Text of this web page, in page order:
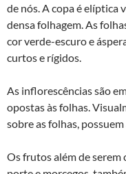
de nós. A copa é elíptica
densa folhagem. As
cor verde-escuro e
curtos e rígidos.
As inflorescências são
opostas às folhas.
sobre as folhas,
Os frutos além de serem